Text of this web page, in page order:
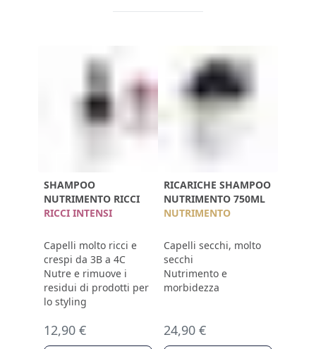
SHAMPOO
NUTRIMENTO RICCI
RICCI INTENSI
Capelli molto ricci e
crespi da 3B a 4C
Nutre e rimuove i
residui di prodotti per
lo styling
12,90 €
RICARICHE SHAMPOO
NUTRIMENTO 750ML
NUTRIMENTO
Capelli secchi, molto
secchi
Nutrimento e
morbidezza
24,90 €